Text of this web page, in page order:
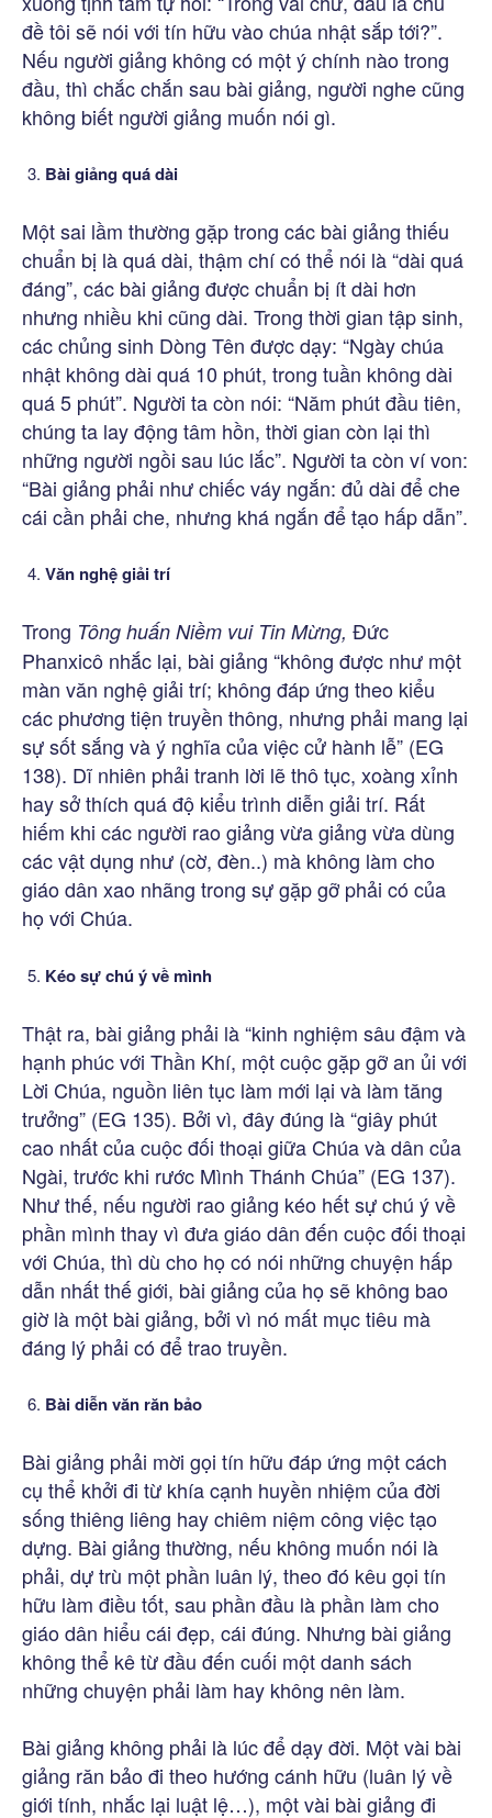
đề tôi sẽ nói với tín hữu vào chúa nhật sắp tới?”.
Nếu người giảng không có một ý chính nào trong
đầu, thì chắc chắn sau bài giảng, người nghe cũng
không biết người giảng muốn nói gì.
Bài giảng quá dài
Một sai lầm thường gặp trong các bài giảng thiếu
chuẩn bị là quá dài, thậm chí có thể nói là “dài quá
đáng”, các bài giảng được chuẩn bị ít dài hơn
nhưng nhiều khi cũng dài. Trong thời gian tập sinh,
các chủng sinh Dòng Tên được dạy: “Ngày chúa
nhật không dài quá 10 phút, trong tuần không dài
quá 5 phút”. Người ta còn nói: “Năm phút đầu tiên,
chúng ta lay động tâm hồn, thời gian còn lại thì
những người ngồi sau lúc lắc”. Người ta còn ví von:
“Bài giảng phải như chiếc váy ngắn: đủ dài để che
cái cần phải che, nhưng khá ngắn để tạo hấp dẫn”.
Văn nghệ giải trí
Trong Tông huấn Niềm vui Tin Mừng, Đức
Phanxicô nhắc lại, bài giảng “không được như một
màn văn nghệ giải trí; không đáp ứng theo kiểu
các phương tiện truyền thông, nhưng phải mang lại
sự sốt sắng và ý nghĩa của việc cử hành lễ” (EG
138). Dĩ nhiên phải tranh lời lẽ thô tục, xoàng xỉnh
hay sở thích quá độ kiểu trình diễn giải trí. Rất
hiếm khi các người rao giảng vừa giảng vừa dùng
các vật dụng như (cờ, đèn..) mà không làm cho
giáo dân xao nhãng trong sự gặp gỡ phải có của
họ với Chúa.
Kéo sự chú ý về mình
Thật ra, bài giảng phải là “kinh nghiệm sâu đậm và
hạnh phúc với Thần Khí, một cuộc gặp gỡ an ủi với
Lời Chúa, nguồn liên tục làm mới lại và làm tăng
trưởng” (EG 135). Bởi vì, đây đúng là “giây phút
cao nhất của cuộc đối thoại giữa Chúa và dân của
Ngài, trước khi rước Mình Thánh Chúa” (EG 137).
Như thế, nếu người rao giảng kéo hết sự chú ý về
phần mình thay vì đưa giáo dân đến cuộc đối thoại
với Chúa, thì dù cho họ có nói những chuyện hấp
dẫn nhất thế giới, bài giảng của họ sẽ không bao
giờ là một bài giảng, bởi vì nó mất mục tiêu mà
đáng lý phải có để trao truyền.
Bài diễn văn răn bảo
Bài giảng phải mời gọi tín hữu đáp ứng một cách
cụ thể khởi đi từ khía cạnh huyền nhiệm của đời
sống thiêng liêng hay chiêm niệm công việc tạo
dựng. Bài giảng thường, nếu không muốn nói là
phải, dự trù một phần luân lý, theo đó kêu gọi tín
hữu làm điều tốt, sau phần đầu là phần làm cho
giáo dân hiểu cái đẹp, cái đúng. Nhưng bài giảng
không thể kê từ đầu đến cuối một danh sách
những chuyện phải làm hay không nên làm.
Bài giảng không phải là lúc để dạy đời. Một vài bài
giảng răn bảo đi theo hướng cánh hữu (luân lý về
giới tính, nhắc lại luật lệ…), một vài bài giảng đi